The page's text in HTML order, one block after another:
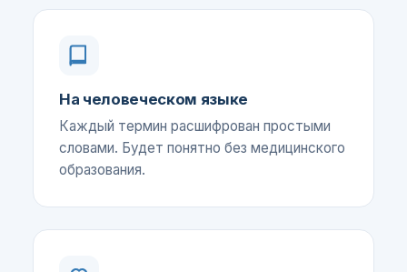
На человеческом языке
Каждый термин расшифрован простыми
словами. Будет понятно без медицинского
образования.